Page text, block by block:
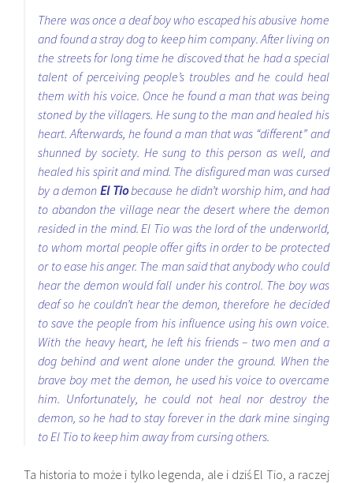
There was once a deaf boy who escaped his abusive home
and found a stray dog to keep him company. After living on
the streets for long time he discoved that he had a special
talent of perceiving people’s troubles and he could heal
them with his voice. Once he found a man that was being
stoned by the villagers. He sung to the man and healed his
heart. Afterwards, he found a man that was “different” and
shunned by society. He sung to this person as well, and
healed his spirit and mind. The disfigured man was cursed
by a demonEl Tiobecause he didn’t worship him, and had
to abandon the village near the desert where the demon
resided in the mind. El Tio was the lord of the underworld,
to whom mortal people offer gifts in order to be protected
or to ease his anger. The man said that anybody who could
hear the demon would fall under his control. The boy was
deaf so he couldn’t hear the demon, therefore he decided
to save the people from his influence using his own voice.
With the heavy heart, he left his friends – two men and a
dog behind and went alone under the ground. When the
brave boy met the demon, he used his voice to overcame
him. Unfortunately, he could not heal nor destroy the
demon, so he had to stay forever in the dark mine singing
to El Tio to keep him away from cursing others.
Ta historia to może i tylko legenda, ale i dziś El Tio, a raczej